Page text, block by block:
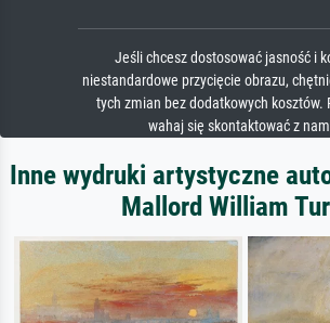
Jeśli chcesz dostosować jasność i
niestandardowe przycięcie obrazu,
tych zmian bez dodatkowych kosztów.
wahaj się skontaktować z
Inne wydruki artystyczne
Mallord William